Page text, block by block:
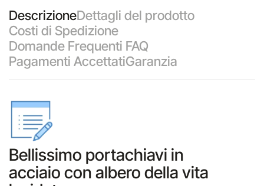
DescrizioneDettagli del prodotto
Costi di Spedizione
Domande Frequenti FAQ
Pagamenti AccettatiGaranzia
Bellissimo portachiavi in
acciaio con albero della vita